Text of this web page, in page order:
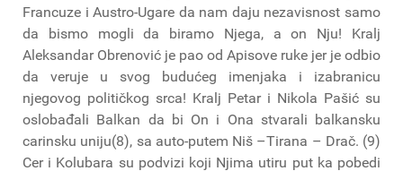
Francuze i Austro-Ugare da nam daju nezavisnost samo
da bismo mogli da biramo Njega, a on Nju! Kralj
Aleksandar Obrenović je pao od Apisove ruke jer je odbio
da veruje u svog budućeg imenjaka i izabranicu
njegovog političkog srca! Kralj Petar i Nikola Pašić su
oslobađali Balkan da bi On i Ona stvarali balkansku
carinsku uniju(8), sa auto-putem Niš –Tirana – Drač. (9)
Cer i Kolubara su podvizi koji Njima utiru put ka pobedi